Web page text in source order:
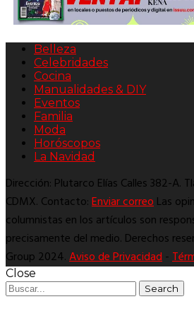
Belleza
Celebridades
Cocina
Manualidades & DIY
Eventos
Familia
Moda
Horóscopos
La Navidad
Dirección: Plutarco Elías Calles 382-A.
CDMX. Contacto:Enviar correoLas
columnistas en los artículos son
precisamente del medio. Derechos
Group 2024.Aviso de Privacidad-
Close